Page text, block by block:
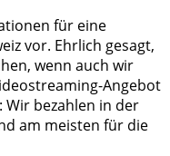
für eine
vor. Ehrlich gesagt,
wenn auch wir
Angebot
Wir bezahlen in der
am meisten für die